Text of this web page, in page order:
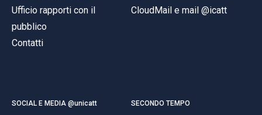
Ufficio rapporti con il
pubblico
Contatti
CloudMail e mail @icatt
SOCIAL E MEDIA @unicatt SECONDO TEMPO